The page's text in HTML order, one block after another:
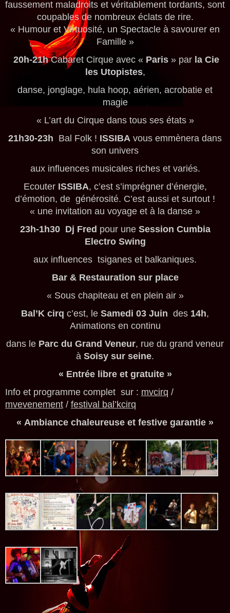
faussement maladroits et véritablement tordants, sont
coupables de nombreux éclats de rire.
« Humour et Virtuosité, un Spectacle à savourer en
Famille »
20h-21hCabaret Cirque avec « Paris » par la Cie
les Utopistes,
danse, jonglage, hula hoop, aérien, acrobatie et
magie
« L’art du Cirque dans tous ses états »
21h30-23h Bal Folk ! ISSIBA vous emmènera dans
son univers
aux influences musicales riches et variés.
Ecouter ISSIBA, c’est s’imprégner d’énergie,
d’émotion, de générosité. C’est aussi et surtout !
« une invitation au voyage et à la danse »
23h-1h30 Dj Fred pour une Session Cumbia
Electro Swing
aux influences tsiganes et balkaniques.
Bar & Restauration sur place
« Sous chapiteau et en plein air »
Bal’K cirq c’est, le Samedi 03 Juin des 14h,
Animations en continu
dans le Parc du Grand Veneur, rue du grand veneur
à Soisy sur seine.
« Entrée libre et gratuite »
Info et programme complet sur : mvcirq /
mvevenement / festival bal’kcirq
« Ambiance chaleureuse et festive garantie »